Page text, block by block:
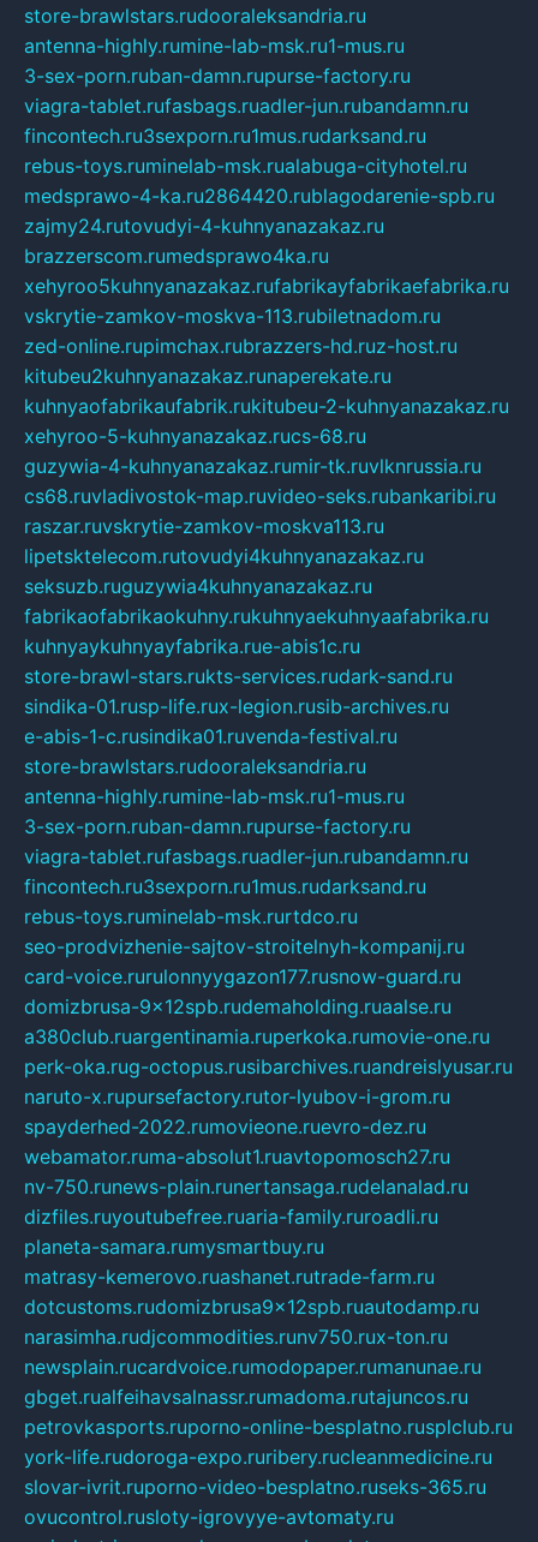
store-brawlstars.rudooraleksandria.ru
antenna-highly.rumine-lab-msk.ru1-mus.ru
3-sex-porn.ruban-damn.rupurse-factory.ru
viagra-tablet.rufasbags.ruadler-jun.rubandamn.ru
fincontech.ru3sexporn.ru1mus.rudarksand.ru
rebus-toys.ruminelab-msk.rualabuga-cityhotel.ru
medsprawo-4-ka.ru2864420.rublagodarenie-spb.ru
zajmy24.rutovudyi-4-kuhnyanazakaz.ru
brazzerscom.rumedsprawo4ka.ru
xehyroo5kuhnyanazakaz.rufabrikayfabrikaefabrika.ru
vskrytie-zamkov-moskva-113.rubiletnadom.ru
zed-online.rupimchax.rubrazzers-hd.ruz-host.ru
kitubeu2kuhnyanazakaz.runaperekate.ru
kuhnyaofabrikaufabrik.rukitubeu-2-kuhnyanazakaz.ru
xehyroo-5-kuhnyanazakaz.rucs-68.ru
guzywia-4-kuhnyanazakaz.rumir-tk.ruvlknrussia.ru
cs68.ruvladivostok-map.ruvideo-seks.rubankaribi.ru
raszar.ruvskrytie-zamkov-moskva113.ru
lipetsktelecom.rutovudyi4kuhnyanazakaz.ru
seksuzb.ruguzywia4kuhnyanazakaz.ru
fabrikaofabrikaokuhny.rukuhnyaekuhnyaafabrika.ru
kuhnyaykuhnyayfabrika.rue-abis1c.ru
store-brawl-stars.rukts-services.rudark-sand.ru
sindika-01.rusp-life.rux-legion.rusib-archives.ru
e-abis-1-c.rusindika01.ruvenda-festival.ru
store-brawlstars.rudooraleksandria.ru
antenna-highly.rumine-lab-msk.ru1-mus.ru
3-sex-porn.ruban-damn.rupurse-factory.ru
viagra-tablet.rufasbags.ruadler-jun.rubandamn.ru
fincontech.ru3sexporn.ru1mus.rudarksand.ru
rebus-toys.ruminelab-msk.rurtdco.ru
seo-prodvizhenie-sajtov-stroitelnyh-kompanij.ru
card-voice.rurulonnyygazon177.rusnow-guard.ru
domizbrusa-9x12spb.rudemaholding.ruaalse.ru
a380club.ruargentinamia.ruperkoka.rumovie-one.ru
perk-oka.rug-octopus.rusibarchives.ruandreislyusar.ru
naruto-x.rupursefactory.rutor-lyubov-i-grom.ru
spayderhed-2022.rumovieone.ruevro-dez.ru
webamator.ruma-absolut1.ruavtopomosch27.ru
nv-750.runews-plain.runertansaga.rudelanalad.ru
dizfiles.ruyoutubefree.ruaria-family.ruroadli.ru
planeta-samara.rumysmartbuy.ru
matrasy-kemerovo.ruashanet.rutrade-farm.ru
dotcustoms.rudomizbrusa9x12spb.ruautodamp.ru
narasimha.rudjcommodities.runv750.rux-ton.ru
newsplain.rucardvoice.rumodopaper.rumanunae.ru
gbget.rualfeihavsalnassr.rumadoma.rutajuncos.ru
petrovkasports.ruporno-online-besplatno.rusplclub.ru
york-life.rudoroga-expo.ruribery.rucleanmedicine.ru
slovar-ivrit.ruporno-video-besplatno.ruseks-365.ru
ovucontrol.rusloty-igrovyye-avtomaty.ru